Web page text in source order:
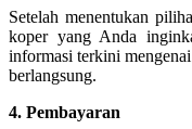
Setelah menentukan
koper yang Anda
informasi terkini
berlangsung.
4. Pembayaran